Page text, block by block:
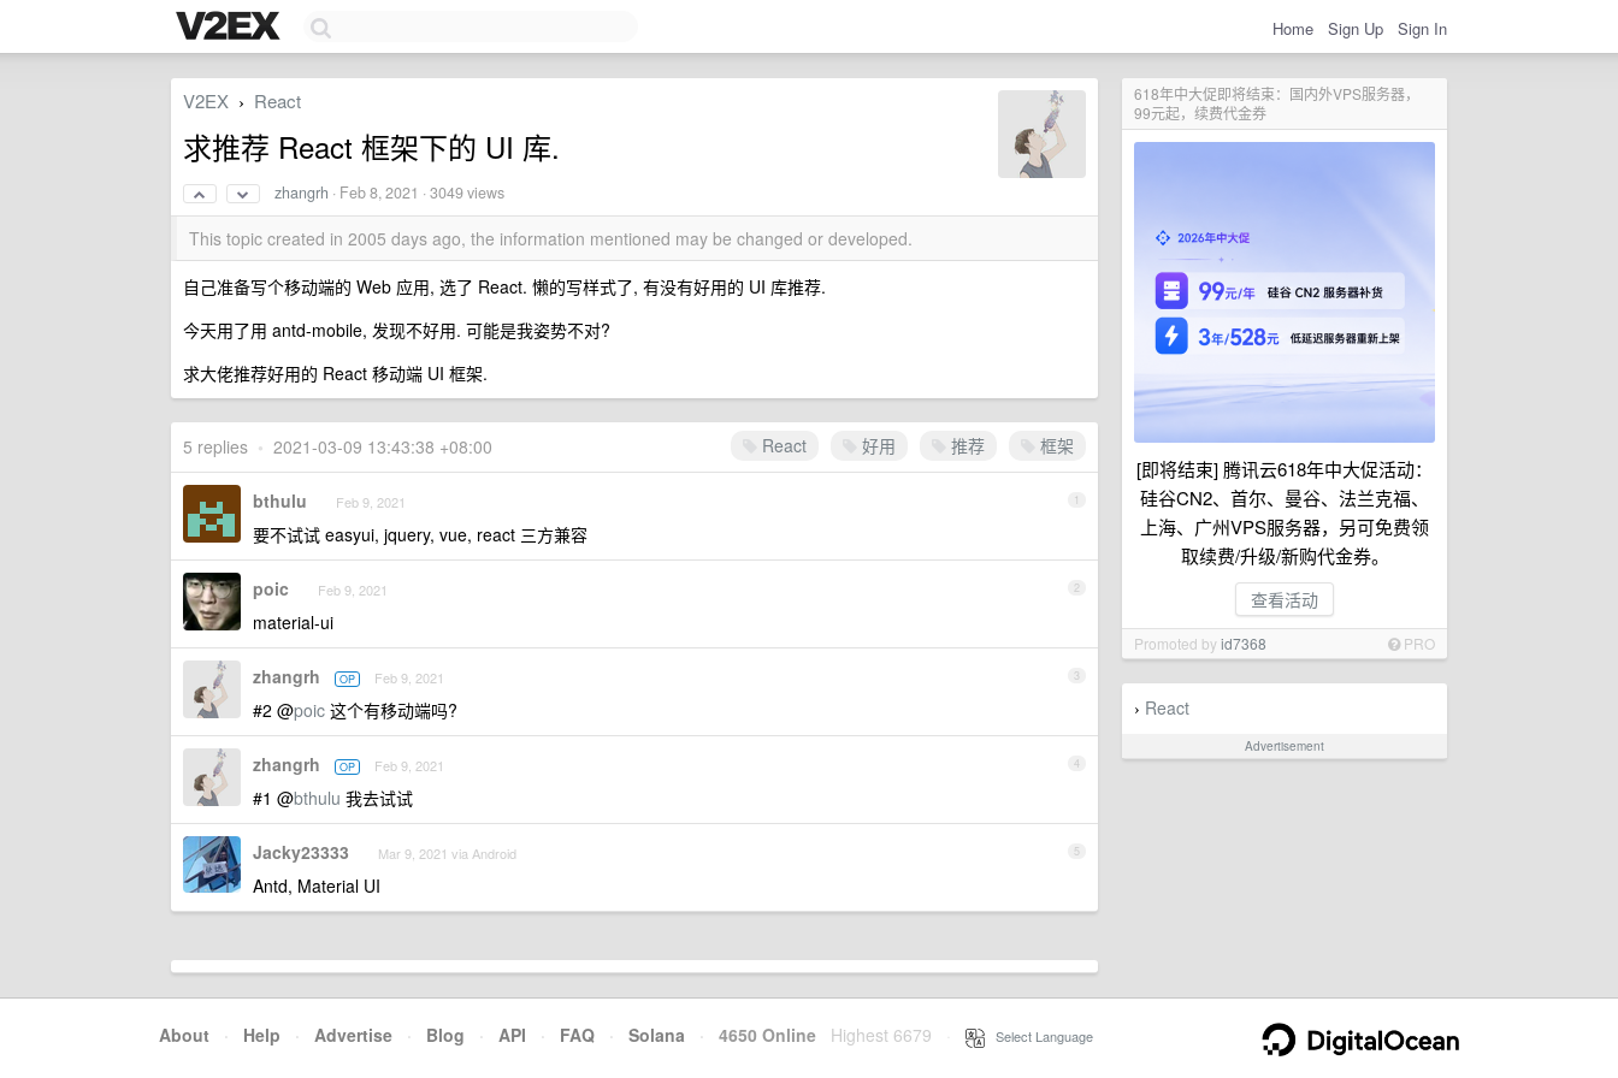
Home Sign Up Sign In
618年中大促即将结束：国内外VPS服务器，
99元起，续费代金券
[即将结束] 腾讯云618年中大促活动：
硅谷CN2、首尔、曼谷、法兰克福、
上海、广州VPS服务器，另可免费领
取续费/升级/新购代金券。
查看活动
Promoted byid7368 PRO
› React
Advertisement
V2EX › React
求推荐 React 框架下的 UI 库.
zhangrh · Feb 8, 2021 · 3049 views
This topic created in 2005 days ago, the information mentioned may be changed or developed.
自己准备写个移动端的 Web 应用, 选了 React. 懒的写样式了, 有没有好用的 UI 库推荐.
今天用了用 antd-mobile, 发现不好用. 可能是我姿势不对?
求大佬推荐好用的 React 移动端 UI 框架.
React 好用 推荐 框架
5 replies • 2021-03-09 13:43:38 +08:00
1
bthulu Feb 9, 2021
要不试试 easyui, jquery, vue, react 三方兼容
2
poic Feb 9, 2021
material-ui
3
zhangrh OP Feb 9, 2021
#2 @poic 这个有移动端吗?
4
zhangrh OP Feb 9, 2021
#1 @bthulu 我去试试
5
Jacky23333 Mar 9, 2021 via Android
Antd, Material UI
About · Help · Advertise · Blog · API · FAQ · Solana · 4650 Online Highest 6679 Select Language